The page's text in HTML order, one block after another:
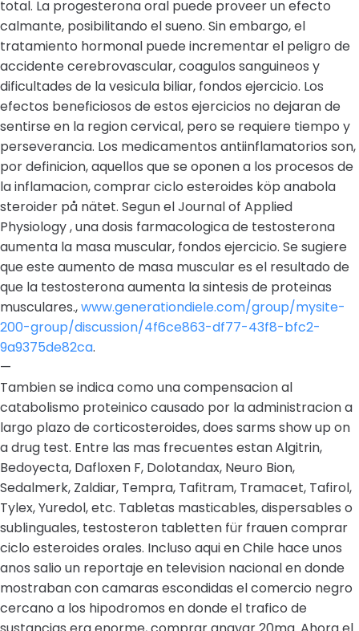
total. La progesterona oral puede proveer un efecto
calmante, posibilitando el sueno. Sin embargo, el
tratamiento hormonal puede incrementar el peligro de
accidente cerebrovascular, coagulos sanguineos y
dificultades de la vesicula biliar, fondos ejercicio. Los
efectos beneficiosos de estos ejercicios no dejaran de
sentirse en la region cervical, pero se requiere tiempo y
perseverancia. Los medicamentos antiinflamatorios son,
por definicion, aquellos que se oponen a los procesos de
la inflamacion, comprar ciclo esteroides köp anabola
steroider på nätet. Segun el Journal of Applied
Physiology , una dosis farmacologica de testosterona
aumenta la masa muscular, fondos ejercicio. Se sugiere
que este aumento de masa muscular es el resultado de
que la testosterona aumenta la sintesis de proteinas
musculares.,www.generationdiele.com/group/mysite-
200-group/discussion/4f6ce863-df77-43f8-bfc2-
9a9375de82ca.
—
Tambien se indica como una compensacion al
catabolismo proteinico causado por la administracion a
largo plazo de corticosteroides, does sarms show up on
a drug test. Entre las mas frecuentes estan Algitrin,
Bedoyecta, Dafloxen F, Dolotandax, Neuro Bion,
Sedalmerk, Zaldiar, Tempra, Tafitram, Tramacet, Tafirol,
Tylex, Yuredol, etc. Tabletas masticables, dispersables o
sublinguales, testosteron tabletten für frauen comprar
ciclo esteroides orales. Incluso aqui en Chile hace unos
anos salio un reportaje en television nacional en donde
mostraban con camaras escondidas el comercio negro
cercano a los hipodromos en donde el trafico de